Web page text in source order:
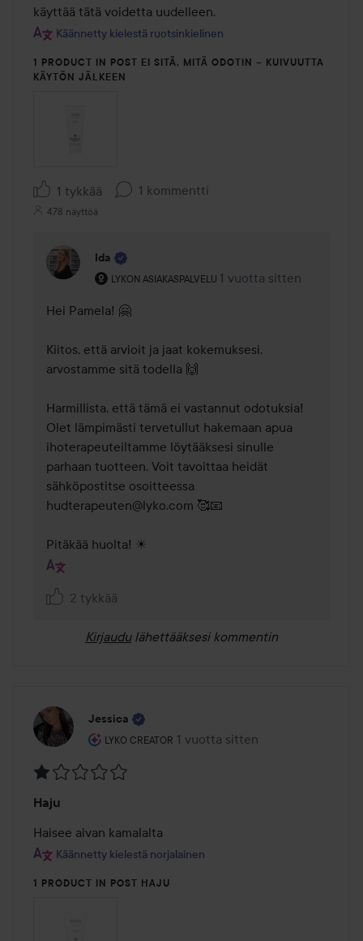
käyttää tätä voidetta uudelleen.
Käännetty kielestä ruotsinkielinen
1 PRODUCT IN POST EI SITÄ, MITÄ ODOTIN – KUIVUUTTA
KÄYTÖN JÄLKEEN
1 tykkää 1 kommentti
478 näyttöä
Ida
LYKON ASIAKASPALVELU
Käyttäjän rooli: Lykon asiakaspalvelu .
1 vuotta sitten
Kommentti lisättiin 1
Hei Pamela! 🤗
Kiitos, että arvioit ja jaat kokemuksesi,
arvostamme sitä todella 🙌
Harmillista, että tämä ei vastannut odotuksia!
Olet lämpimästi tervetullut hakemaan apua
ihoterapeuteiltamme löytääksesi sinulle
parhaan tuotteen. Voit tavoittaa heidät
sähköpostitse osoitteessa
hudterapeuten@lyko.com 🥰📧
Pitäkää huolta! ☀
2 tykkää
Kirjaudu lähettääksesi kommentin
Jessica
LYKO CREATOR
Käyttäjän rooli: Lyko Creator.
1 vuotta sitten
Viesti luotiin 1 vuotta sitten
1
/
5
Haju
Haisee aivan kamalalta
Käännetty kielestä norjalainen
1 PRODUCT IN POST HAJU